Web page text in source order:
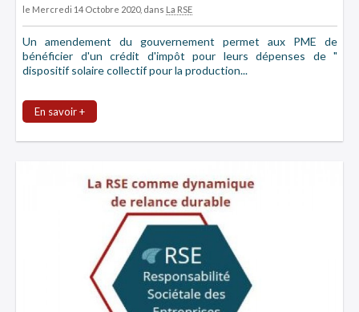
le Mercredi 14 Octobre 2020, dans La RSE
Un amendement du gouvernement permet aux PME de
bénéficier d'un crédit d'impôt pour leurs dépenses de "
dispositif solaire collectif pour la production...
En savoir +